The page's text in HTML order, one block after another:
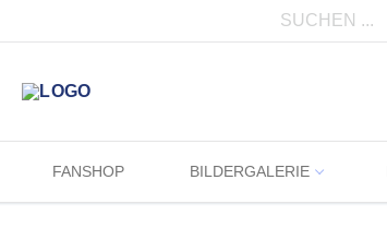
FANSHOP BILDERGALERIE